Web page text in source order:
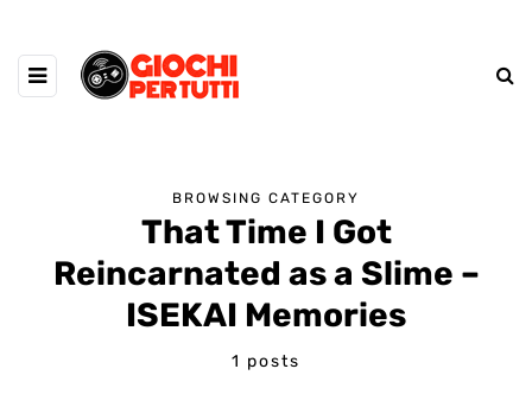
BROWSING CATEGORY
That Time I Got
Reincarnated as a Slime –
ISEKAI Memories
1 posts